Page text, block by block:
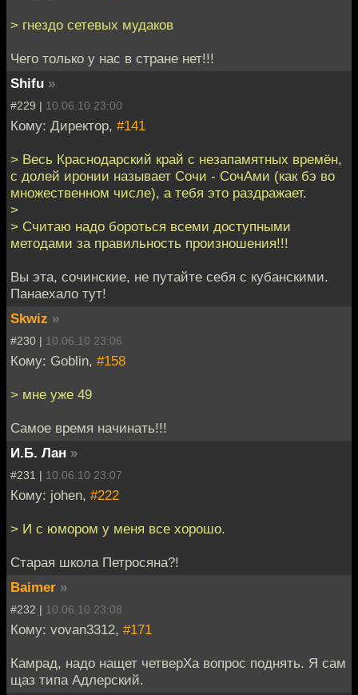
> гнездо сетевых мудаков
Чего только у нас в стране нет!!!
Shifu »
#229 | 10.06.10 23:00
Кому: Директор, #141
> Весь Краснодарский край с незапамятных времён,
с долей иронии называет Сочи - СочАми (как бэ во
множественном числе), а тебя это раздражает.
>
> Считаю надо бороться всеми доступными
методами за правильность произношения!!!
Вы эта, сочинские, не путайте себя с кубанскими.
Панаехало тут!
Skwiz »
#230 | 10.06.10 23:06
Кому: Goblin, #158
> мне уже 49
Самое время начинать!!!
И.Б. Лан »
#231 | 10.06.10 23:07
Кому: johen, #222
> И с юмором у меня все хорошо.
Старая школа Петросяна?!
Baimer »
#232 | 10.06.10 23:08
Кому: vovan3312, #171
Камрад, надо нащет четверХа вопрос поднять. Я сам
щаз типа Адлерский.